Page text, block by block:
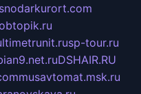
sp-tour.ru
DSHAIR.RU
musavtomat.msk.ru